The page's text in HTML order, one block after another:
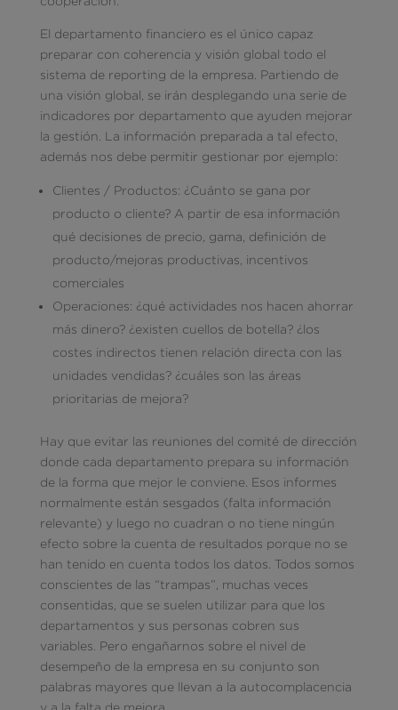
El departamento financiero es el único capaz
preparar con coherencia y visión global todo el
sistema de reporting de la empresa. Partiendo de
una visión global, se irán desplegando una serie de
indicadores por departamento que ayuden mejorar
la gestión. La información preparada a tal efecto,
además nos debe permitir gestionar por ejemplo:
Clientes / Productos: ¿Cuánto se gana por
producto o cliente? A partir de esa información
qué decisiones de precio, gama, definición de
producto/mejoras productivas, incentivos
comerciales
Operaciones: ¿qué actividades nos hacen ahorrar
más dinero? ¿existen cuellos de botella? ¿los
costes indirectos tienen relación directa con las
unidades vendidas? ¿cuáles son las áreas
prioritarias de mejora?
Hay que evitar las reuniones del comité de dirección
donde cada departamento prepara su información
de la forma que mejor le conviene. Esos informes
normalmente están sesgados (falta información
relevante) y luego no cuadran o no tiene ningún
efecto sobre la cuenta de resultados porque no se
han tenido en cuenta todos los datos. Todos somos
conscientes de las “trampas”, muchas veces
consentidas, que se suelen utilizar para que los
departamentos y sus personas cobren sus
variables. Pero engañarnos sobre el nivel de
desempeño de la empresa en su conjunto son
palabras mayores que llevan a la autocomplacencia
y a la falta de mejora.